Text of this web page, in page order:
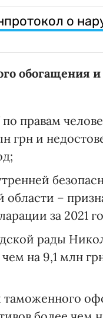
о
обогащения
правам
грн и
–
за 2021
рады
на 9,1 млн
таможенного